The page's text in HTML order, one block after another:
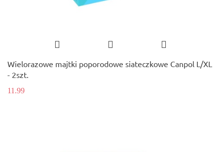
Wielorazowe majtki poporodowe siateczkowe Canpol L/XL
- 2szt.
11.99